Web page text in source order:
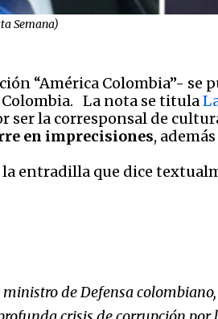
Semana)
“América Colombia”- se
Colombia. La nota se titula
ser la corresponsal de
en imprecisiones,
entradilla que dice
de Defensa